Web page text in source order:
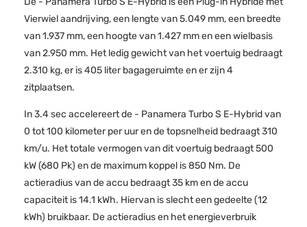
Vierwiel aandrijving, een lengte van 5.049 mm, een breedte
van 1.937 mm, een hoogte van 1.427 mm en een wielbasis
van 2.950 mm. Het ledig gewicht van het voertuig bedraagt
2.310 kg, er is 405 liter bagageruimte en er zijn 4
zitplaatsen.
In 3.4 sec accelereert de - Panamera Turbo S E-Hybrid van
0 tot 100 kilometer per uur en de topsnelheid bedraagt 310
km/u. Het totale vermogen van dit voertuig bedraagt 500
kW (680 Pk) en de maximum koppel is 850 Nm. De
actieradius van de accu bedraagt 35 km en de accu
capaciteit is 14.1 kWh. Hiervan is slecht een gedeelte (12
kWh) bruikbaar. De actieradius en het energieverbruik